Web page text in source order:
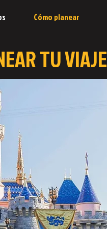
Cómo planear
TU VIAJE